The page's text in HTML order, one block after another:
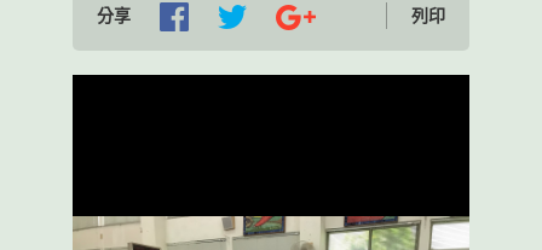
分享 列印